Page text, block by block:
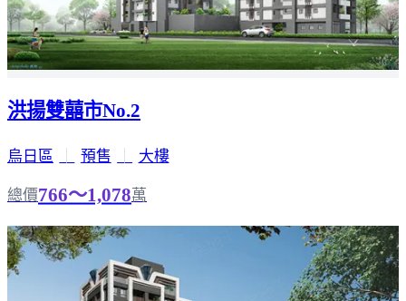
洪揚雙囍市No.2
烏日區 預售 大樓
總價766～1,078萬